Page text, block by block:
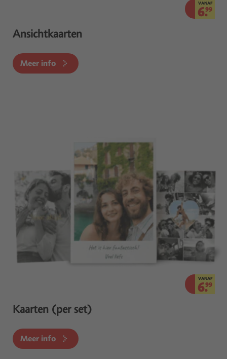
VANAF
6.99
Ansichtkaarten
Meer info
VANAF
6.99
Kaarten (per set)
Meer info